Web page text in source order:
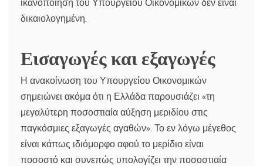
δικαιολογημένη.
Εισαγωγές και εξαγωγές
Η ανακοίνωση του Υπουργείου Οικονομικών
σημειώνει ακόμα ότι η Ελλάδα παρουσιάζει «τη
μεγαλύτερη ποσοστιαία αύξηση μεριδίου στις
παγκόσμιες εξαγωγές αγαθών». Το εν λόγω μέγεθος
είναι κάπως ιδιόμορφο αφού το μερίδιο είναι
ποσοστό και συνεπώς υπολογίζει την ποσοστιαία